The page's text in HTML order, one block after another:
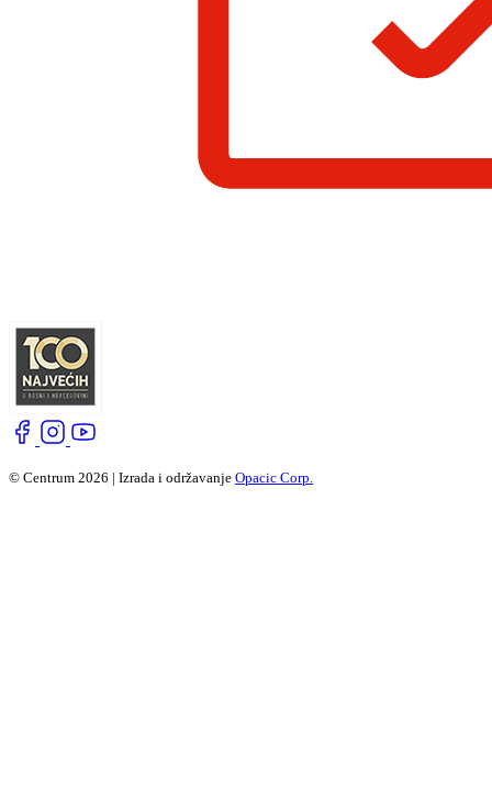
© Centrum 2026 | Izrada i održavanje Opacic Corp.